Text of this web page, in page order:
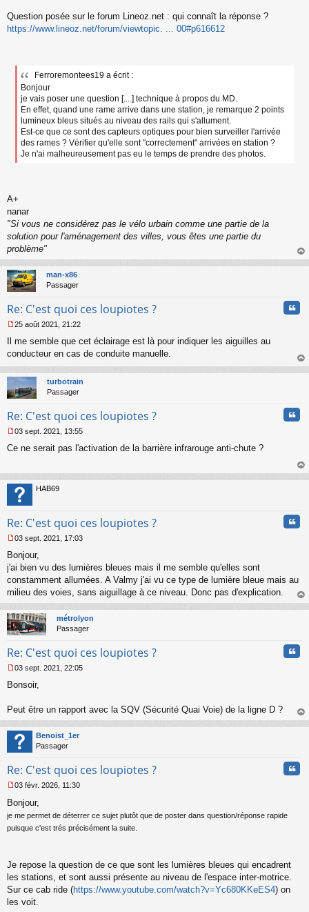
s
g
o
Question posée sur le forum Lineoz.net : qui connaît la réponse ?
https://www.lineoz.net/forum/viewtopic. ... 00#p616612
Ferroremontees19 a écrit :
Bonjour
je vais poser une question [....] technique à propos du MD.
En effet, quand une rame arrive dans une station, je remarque 2 points
lumineux bleus situés au niveau des rails qui s'allument.
Est-ce que ce sont des capteurs optiques pour bien surveiller l'arrivée
des rames ? Vérifier qu'elle sont "correctement" arrivées en station ?
Je n'ai malheureusement pas eu le temps de prendre des photos.
A+
nanar
"Si vous ne considérez pas le vélo urbain comme une partie de la
solution pour l'aménagement des villes, vous êtes une partie du
problème"
au
man-x86
Passager
Re: C'est quoi ces loupiotes ?
e
s
a
g
e
o
l
u
25 août 2021, 21:22
Il me semble que cet éclairage est là pour indiquer les aiguilles au
conducteur en cas de conduite manuelle.
au
turbotrain
Passager
Re: C'est quoi ces loupiotes ?
e
a
g
e
o
l
u
03 sept. 2021, 13:55
Ce ne serait pas l'activation de la barrière infrarouge anti-chute ?
au
HAB69
Re: C'est quoi ces loupiotes ?
e
s
s
a
g
n
o
l
u
03 sept. 2021, 17:03
Bonjour,
j'ai bien vu des lumières bleues mais il me semble qu'elles sont
constamment allumées. A Valmy j'ai vu ce type de lumière bleue mais au
milieu des voies, sans aiguillage à ce niveau. Donc pas d'explication.
au
métrolyon
Passager
Re: C'est quoi ces loupiotes ?
e
s
g
e
n
n
u
03 sept. 2021, 22:05
Bonsoir,
Peut être un rapport avec la SQV (Sécurité Quai Voie) de la ligne D ?
au
Benoist_1er
Passager
Re: C'est quoi ces loupiotes ?
e
s
s
n
o
u
03 févr. 2026, 11:30
Bonjour,
je me permet de déterrer ce sujet plutôt que de poster dans question/réponse rapide
puisque c'est trés précisément la suite.
Je repose la question de ce que sont les lumières bleues qui encadrent
les stations, et sont aussi présente au niveau de l'espace inter-motrice.
Sur ce cab ride (https://www.youtube.com/watch?v=Yc680KKeES4) on
les voit.